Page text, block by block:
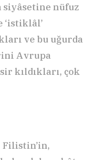
siyâsetine nüfuz
‘istiklâl’
ve bu uğurda
Avrupa
kıldıkları, çok
Filistin’in,